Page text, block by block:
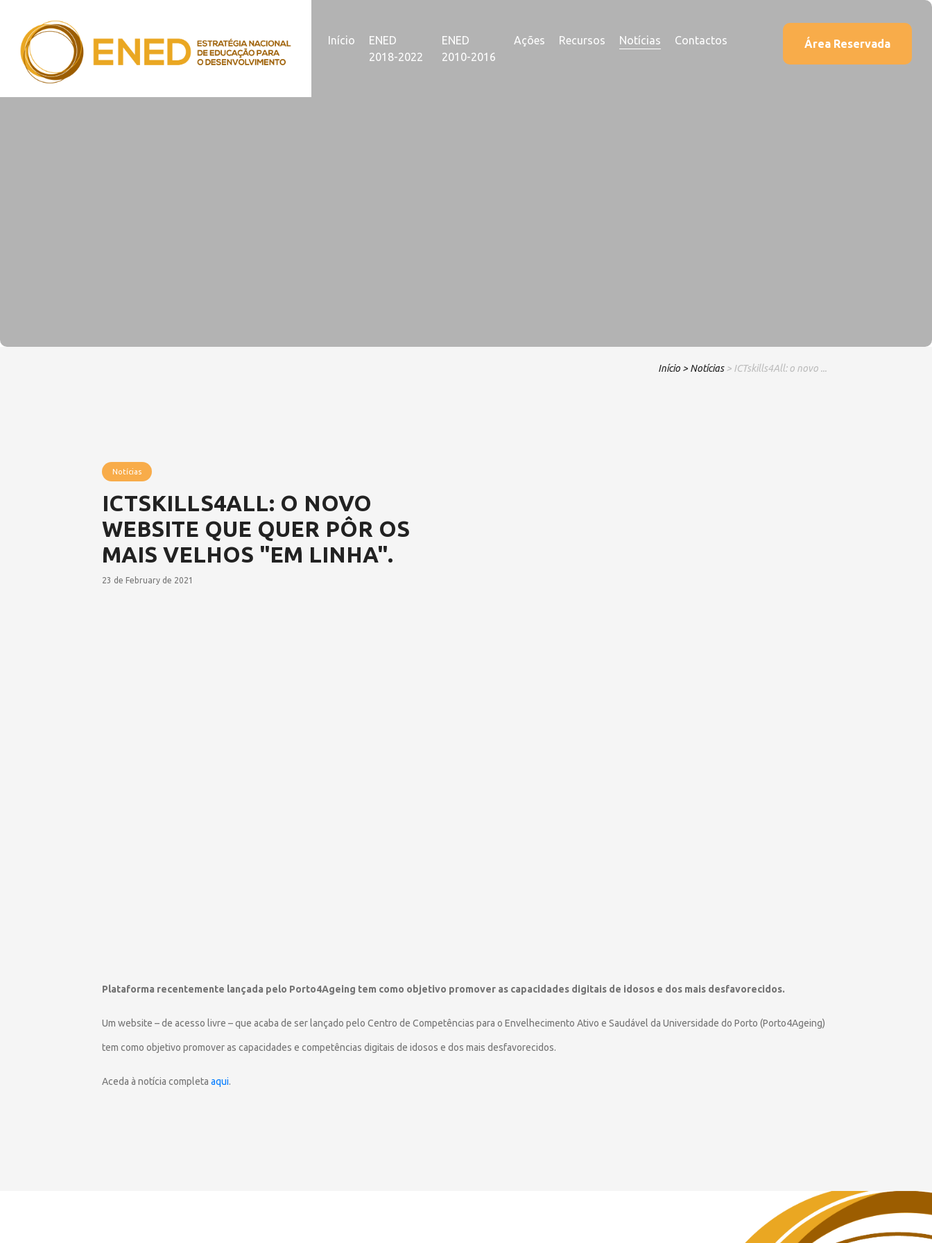
Início
ENED
2018-2022
ENED
2010-2016
Ações Recursos Notícias Contactos Área Reservada
Início > Notícias > ICTskills4All: o novo ...
Notícias
ICTSKILLS4ALL: O NOVO
WEBSITE QUE QUER PÔR OS
MAIS VELHOS "EM LINHA".
23 de February de 2021
Plataforma recentemente lançada pelo Porto4Ageing tem como objetivo promover as capacidades digitais de idosos e dos mais desfavorecidos.
Um website – de acesso livre – que acaba de ser lançado pelo Centro de Competências para o Envelhecimento Ativo e Saudável da Universidade do Porto (Porto4Ageing)
tem como objetivo promover as capacidades e competências digitais de idosos e dos mais desfavorecidos.
Aceda à notícia completa aqui.